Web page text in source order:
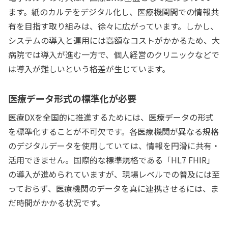
ます。紙のカルテをデジタル化し、医療機関間での情報共
有を目指す取り組みは、徐々に広がっています。しかし、
システムの導入と運用には高額なコストがかかるため、大
病院では導入が進む一方で、個人経営のクリニックなどで
は導入が難しいという格差が生じています。
医療データ形式の標準化が必要
医療DXを全国的に推進するためには、医療データの形式
を標準化することが不可欠です。各医療機関が異なる規格
のデジタルデータを使用していては、情報を円滑に共有・
活用できません。国際的な標準規格である「HL7 FHIR」
の導入が進められていますが、現場レベルでの普及には至
っておらず、医療機関のデータを真に連携させるには、ま
だ時間がかかる状況です。